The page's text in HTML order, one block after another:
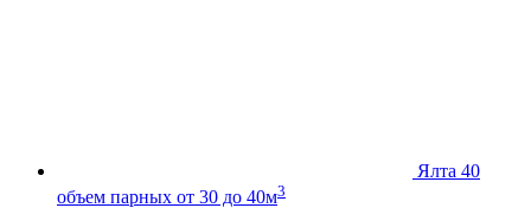
Ялта 40
объем парных от 30 до 40м3